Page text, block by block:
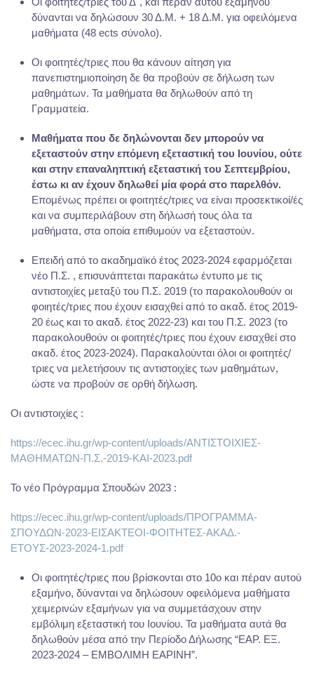
δύνανται να δηλώσουν 30 Δ.Μ. + 18 Δ.Μ. για οφειλόμενα
μαθήματα (48 ects σύνολο).
Οι φοιτητές/τριες που θα κάνουν αίτηση για
πανεπιστημιοποίηση δε θα προβούν σε δήλωση των
μαθημάτων. Τα μαθήματα θα δηλωθούν από τη
Γραμματεία.
Μαθήματα που δε δηλώνονται δεν μπορούν να
εξεταστούν στην επόμενη εξεταστική του Ιουνίου, ούτε
και στην επαναληπτική εξεταστική του Σεπτεμβρίου,
έστω κι αν έχουν δηλωθεί μία φορά στο παρελθόν.
Επομένως πρέπει οι φοιτητές/τριες να είναι προσεκτικοί/ές
και να συμπεριλάβουν στη δήλωσή τους όλα τα
μαθήματα, στα οποία επιθυμούν να εξεταστούν.
Επειδή από το ακαδημαϊκό έτος 2023-2024 εφαρμόζεται
νέο Π.Σ. , επισυνάπτεται παρακάτω έντυπο με τις
αντιστοιχίες μεταξύ του Π.Σ. 2019 (το παρακολουθούν οι
φοιητές/τριες που έχουν εισαχθεί από το ακαδ. έτος 2019-
20 έως και το ακαδ. έτος 2022-23) και του Π.Σ. 2023 (το
παρακολουθούν οι φοιτητές/τριες που έχουν εισαχθεί στο
ακαδ. έτος 2023-2024). Παρακαλούνται όλοι οι φοιτητές/
τριες να μελετήσουν τις αντιστοιχίες των μαθημάτων,
ώστε να προβούν σε ορθή δήλωση.
Οι αντιστοιχίες :
https://ecec.ihu.gr/wp-content/uploads/ΑΝΤΙΣΤΟΙΧΙΕΣ-
ΜΑΘΗΜΑΤΩΝ-Π.Σ.-2019-ΚΑΙ-2023.pdf
Το νέο Πρόγραμμα Σπουδών 2023 :
https://ecec.ihu.gr/wp-content/uploads/ΠΡΟΓΡΑΜΜΑ-
ΣΠΟΥΔΩΝ-2023-ΕΙΣΑΚΤΕΟΙ-ΦΟΙΤΗΤΕΣ-ΑΚΑΔ.-
ΕΤΟΥΣ-2023-2024-1.pdf
Οι φοιτητές/τριες που βρίσκονται στο 10ο και πέραν αυτού
εξαμήνο, δύνανται να δηλώσουν οφειλόμενα μαθήματα
χειμερινών εξαμήνων για να συμμετάσχουν στην
εμβόλιμη εξεταστική του Ιουνίου. Τα μαθήματα αυτά θα
δηλωθούν μέσα από την Περίοδο Δήλωσης “ΕΑΡ. ΕΞ.
2023-2024 – ΕΜΒΟΛΙΜΗ ΕΑΡΙΝΗ”.